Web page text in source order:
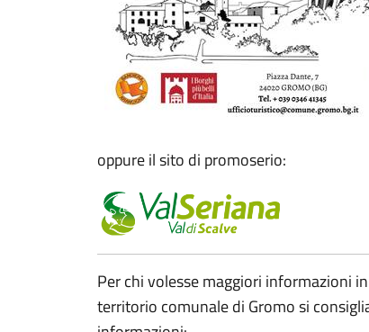
oppure il sito di promoserio:
Per chi volesse maggiori informazioni
territorio comunale di Gromo si